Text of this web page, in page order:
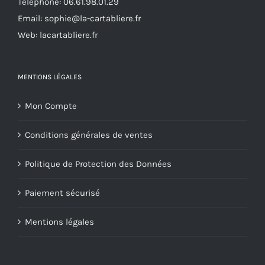
Email: sophie@la-cartabliere.fr
Web: lacartabliere.fr
MENTIONS LÉGALES
Mon Compte
Conditions générales de ventes
Politique de Protection des Données
Paiement sécurisé
Mentions légales